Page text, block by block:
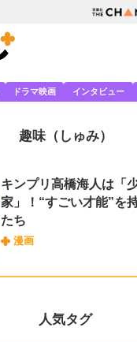
ドラマ映画 インタビュー
趣味（しゅみ）
キンプリ高橋海人は「
家」！“すごい才能”を
たち
漫画
人気タグ